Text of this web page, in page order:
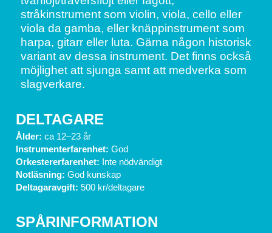
stråkinstrument som violin, viola, cello eller
viola da gamba, eller knäppinstrument som
harpa, gitarr eller luta. Gärna någon historisk
variant av dessa instrument. Det finns också
möjlighet att sjunga samt att medverka som
slagverkare.
DELTAGARE
Ålder: ca 12–23 år
Instrumenterfarenhet: God
Orkestererfarenhet: Inte nödvändigt
Notläsning: God kunskap
Deltagaravgift: 500 kr/deltagare
SPÅRINFORMATION